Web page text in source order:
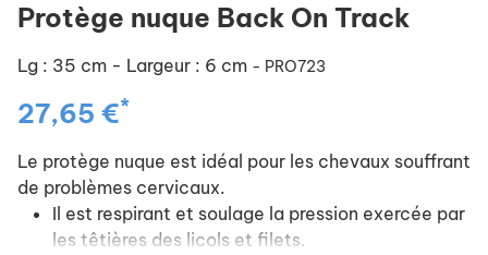
Protège nuque Back On Track
Lg : 35 cm - Largeur : 6 cm - PRO723
27,65 €*
Le protège nuque est idéal pour les chevaux souffrant
de problèmes cervicaux.
Il est respirant et soulage la pression exercée par
les têtières des licols et filets.